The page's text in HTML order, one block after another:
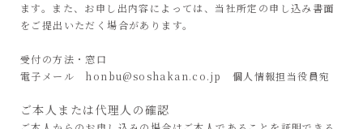
ます。また、お申し出内容によっては、当社所定の申し込み書面
をご提出いただく場合があります。
受付の方法・窓口
電子メール honbu@soshakan.co.jp 個人情報担当役員宛
ご本人または代理人の確認